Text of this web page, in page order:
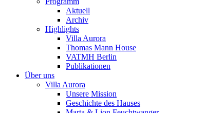
Aktuell
Archiv
Highlights
Villa Aurora
Thomas Mann House
VATMH Berlin
Publikationen
Über uns
Villa Aurora
Unsere Mission
Geschichte des Hauses